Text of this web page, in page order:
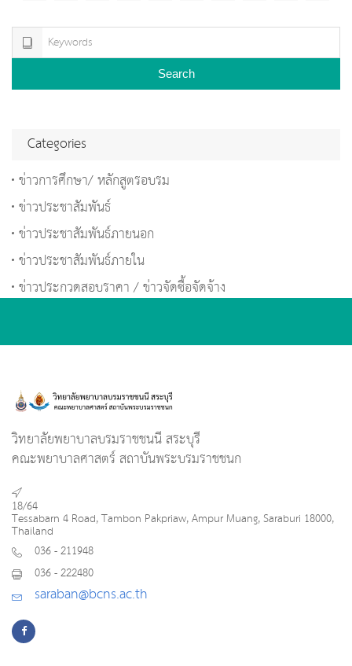
Search
Categories
ข่าวการศึกษา/ หลักสูตรอบรม
ข่าวประชาสัมพันธ์
ข่าวประชาสัมพันธ์ภายนอก
ข่าวประชาสัมพันธ์ภายใน
ข่าวประกวดสอบราคา / ข่าวจัดซื้อจัดจ้าง
วิทยาลัยพยาบาลบรมราชชนนี สระบุรี
คณะพยาบาลศาสตร์ สถาบันพระบรมราชชนก
18/64
Tessabarn 4 Road, Tambon Pakpriaw, Ampur Muang, Saraburi 18000,
Thailand
036 - 211948
036 - 222480
saraban@bcns.ac.th